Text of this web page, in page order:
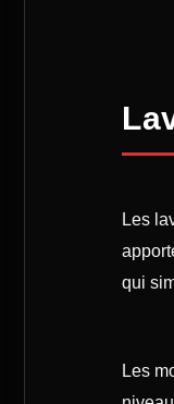
Les
qui
Les